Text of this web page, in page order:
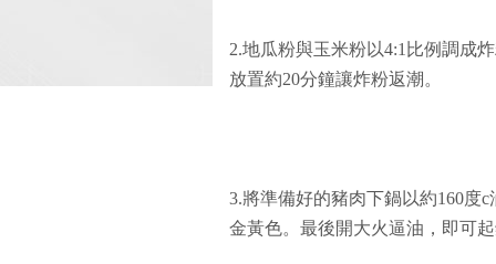
2.地瓜粉與玉米粉以4:1比例調成
放置約20分鐘讓炸粉返潮。
3.將準備好的豬肉下鍋以約160度
金黃色。最後開大火逼油，即可